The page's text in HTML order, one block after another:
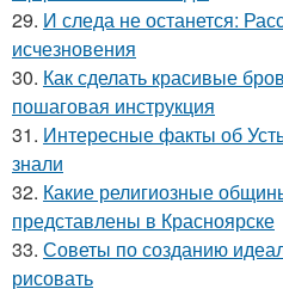
29. И следа не останется:
исчезновения
30. Как сделать красивые
пошаговая инструкция
31. Интересные факты об
знали
32. Какие религиозные
представлены в Красноярске
33. Советы по созданию
рисовать